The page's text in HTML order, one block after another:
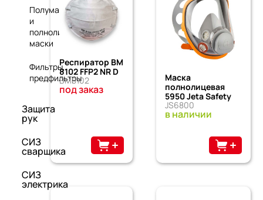
Полумаски
и
полнолицевые
маски
Фильтры,
предфильтры
Защита
рук
СИЗ
сварщика
СИЗ
электрика
Респиратор ВМ
8102 FFP2 NR D
ВМ8102
под заказ
Маска
полнолицевая
5950 Jeta Safety
JS6800
в наличии